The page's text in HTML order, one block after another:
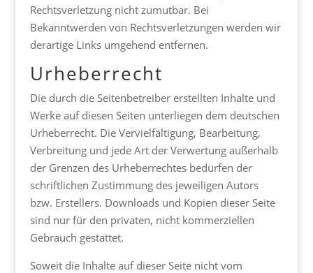
Rechtsverletzung nicht zumutbar. Bei
Bekanntwerden von Rechtsverletzungen werden wir
derartige Links umgehend entfernen.
Urheberrecht
Die durch die Seitenbetreiber erstellten Inhalte und
Werke auf diesen Seiten unterliegen dem deutschen
Urheberrecht. Die Vervielfältigung, Bearbeitung,
Verbreitung und jede Art der Verwertung außerhalb
der Grenzen des Urheberrechtes bedürfen der
schriftlichen Zustimmung des jeweiligen Autors
bzw. Erstellers. Downloads und Kopien dieser Seite
sind nur für den privaten, nicht kommerziellen
Gebrauch gestattet.
Soweit die Inhalte auf dieser Seite nicht vom